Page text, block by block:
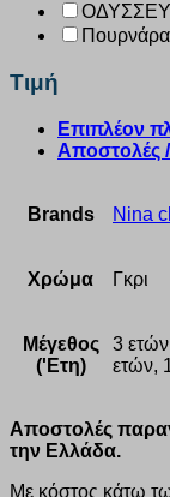
ΟΔΥΣΣΕΥ
Πουρνάρα
Τιμή
Επιπλέον
Αποστολές
Brands Nina
Χρώμα Γκρι
Μέγεθος
('Ετη)
3
ετών,
Αποστολές
την Ελλάδα.
Με κόστος κάτω